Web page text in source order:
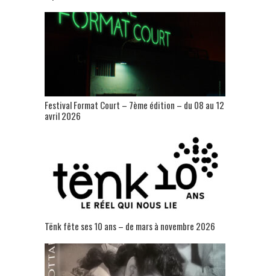
Festival Format Court – 7ème édition – du 08 au 12
avril 2026
Tënk fête ses 10 ans – de mars à novembre 2026